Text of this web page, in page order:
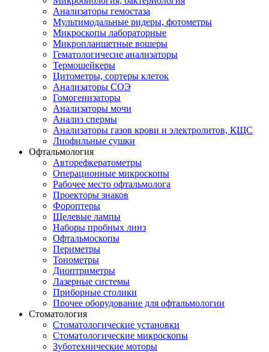
Анализаторы гемостаза
Мультимодальные ридеры, фотометры
Микроскопы лабораторные
Микропланшетные вошеры
Гематологичесие анализаторы
Термошейкеры
Цитометры, сортеры клеток
Анализаторы СОЭ
Гомогенизаторы
Анализаторы мочи
Анализ спермы
Анализаторы газов крови и электролитов, КЩС
Лиофильные сушки
Офтальмология
Авторефкератометры
Операционные микроскопы
Рабочее место офтальмолога
Проекторы знаков
Фороптеры
Щелевые лампы
Наборы пробных линз
Офтальмоскопы
Периметры
Тонометры
Диоптриметры
Лазерные системы
Приборные столики
Прочее оборудование для офтальмологии
Стоматология
Стоматологические установки
Стоматологические микроскопы
Зуботехнические моторы